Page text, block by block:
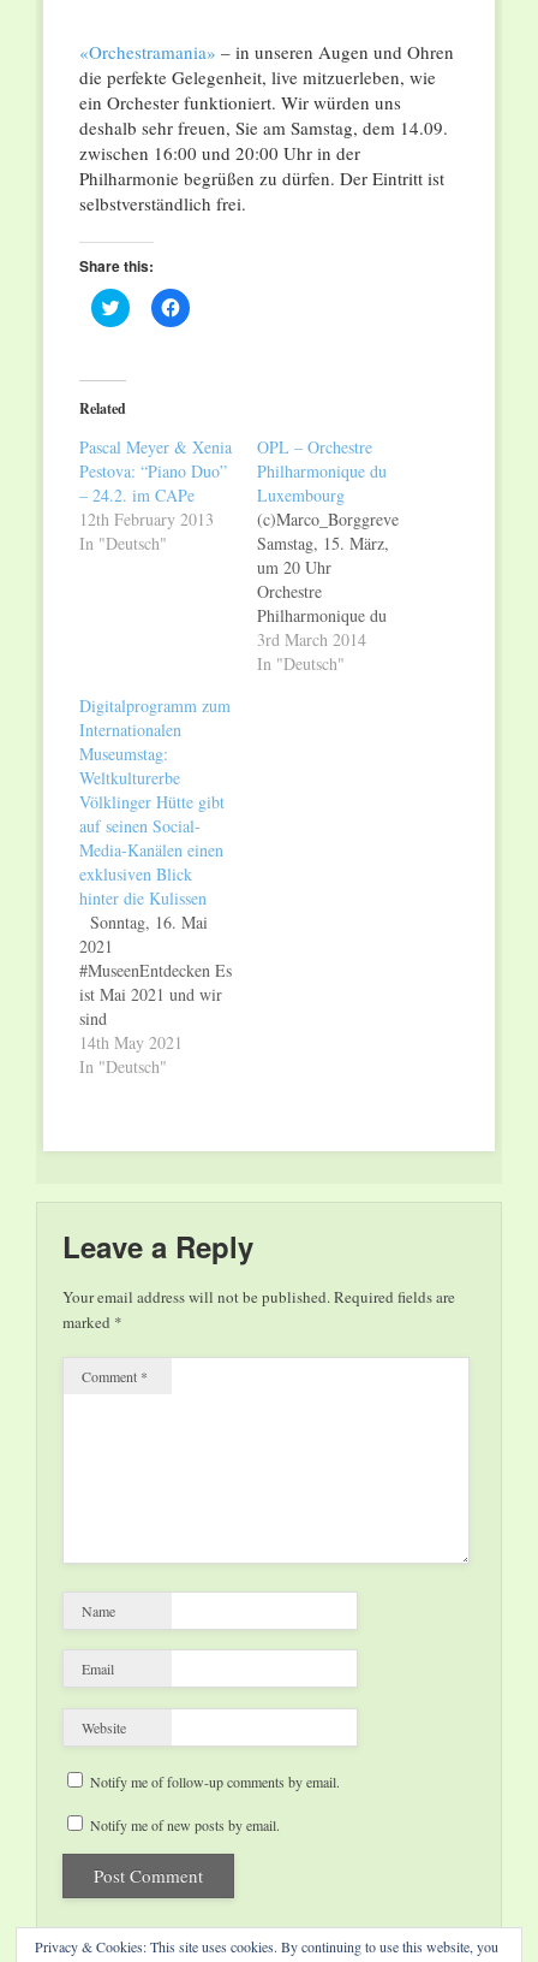
«Orchestramania» – in unseren Augen und Ohren
die perfekte Gelegenheit, live mitzuerleben, wie
ein Orchester funktioniert. Wir würden uns
deshalb sehr freuen, Sie am Samstag, dem 14.09.
zwischen 16:00 und 20:00 Uhr in der
Philharmonie begrüßen zu dürfen. Der Eintritt ist
selbstverständlich frei.
Share this:
Click
to
(Opens
in
new
Click
to
Related
Pascal Meyer & Xenia
Pestova: “Piano Duo”
– 24.2. im CAPe
12th February 2013
In "Deutsch"
OPL – Orchestre
Philharmonique du
Luxembourg
(c)Marco_Borggreve
Samstag, 15. März,
um 20 Uhr
Orchestre
Philharmonique du
Luxembourg (OPL)
Leo Hussain, Leitung.
3rd March 2014
In "Deutsch"
Digitalprogramm zum
Internationalen
Museumstag:
Weltkulturerbe
Völklinger Hütte gibt
auf seinen Social-
Media-Kanälen einen
exklusiven Blick
hinter die Kulissen
Sonntag, 16. Mai
2021
#MuseenEntdecken Es
ist Mai 2021 und wir
sind
bedauerlicherweise
immer noch im
wieder real öffnen
können. Eine gute
Wartezeit zu
verkürzen, ist der
Internationale
Museumstag am
14th May 2021
In "Deutsch"
Leave a Reply
Your email address will not be published.Required fields are
marked *
Comment *
Name
Email
Website
Notify me of follow-up comments by email.
Notify me of new posts by email.
Privacy & Cookies: This site uses cookies. By continuing to use this website, you